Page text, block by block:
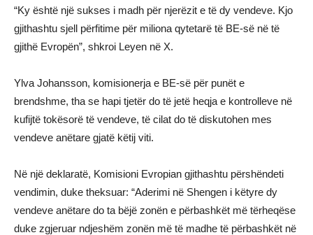
“Ky është një sukses i madh për njerëzit e të dy vendeve. Kjo
gjithashtu sjell përfitime për miliona qytetarë të BE-së në të
gjithë Evropën”, shkroi Leyen në X.
Ylva Johansson, komisionerja e BE-së për punët e
brendshme, tha se hapi tjetër do të jetë heqja e kontrolleve në
kufijtë tokësorë të vendeve, të cilat do të diskutohen mes
vendeve anëtare gjatë këtij viti.
Në një deklaratë, Komisioni Evropian gjithashtu përshëndeti
vendimin, duke theksuar: “Aderimi në Shengen i këtyre dy
vendeve anëtare do ta bëjë zonën e përbashkët më tërheqëse
duke zgjeruar ndjeshëm zonën më të madhe të përbashkët në